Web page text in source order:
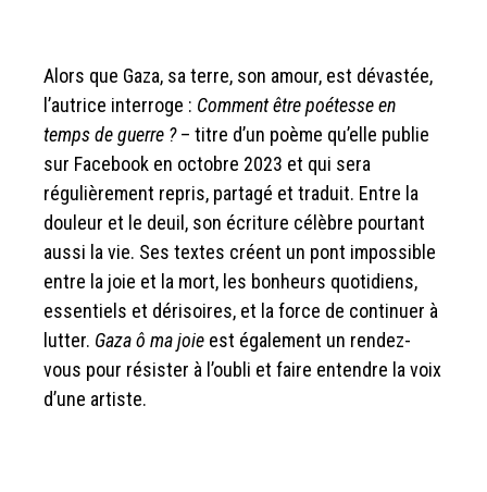
Alors que Gaza, sa terre, son amour, est dévastée,
l’autrice interroge : Comment être poétesse en
temps de guerre ?– titre d’un poème qu’elle publie
sur Facebook en octobre 2023 et qui sera
régulièrement repris, partagé et traduit. Entre la
douleur et le deuil, son écriture célèbre pourtant
aussi la vie. Ses textes créent un pont impossible
entre la joie et la mort, les bonheurs quotidiens,
essentiels et dérisoires, et la force de continuer à
lutter. Gaza ô ma joie est également un rendez-
vous pour résister à l’oubli et faire entendre la voix
d’une artiste.